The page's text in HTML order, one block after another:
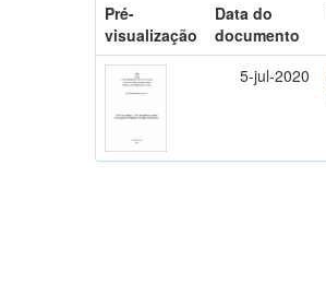
Pré-
visualização
Data do
documento
5-jul-2020